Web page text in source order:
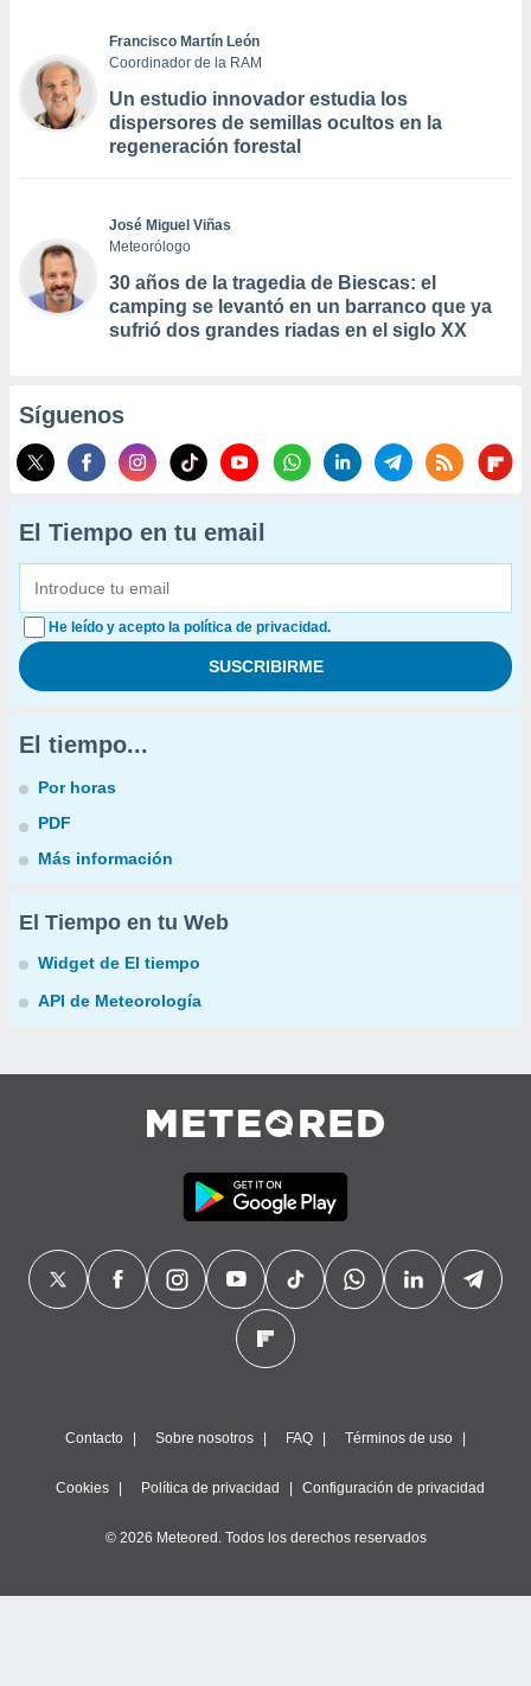
Francisco Martín León
Coordinador de la RAM
Un estudio innovador estudia los
dispersores de semillas ocultos en la
regeneración forestal
José Miguel Viñas
Meteorólogo
30 años de la tragedia de Biescas: el
camping se levantó en un barranco que ya
sufrió dos grandes riadas en el siglo XX
Síguenos
El Tiempo en tu email
He leído y acepto la política de privacidad.
El tiempo...
Por horas
PDF
Más información
El Tiempo en tu Web
Widget de El tiempo
API de Meteorología
Contacto Sobre nosotros FAQ Términos de uso
Cookies Política de privacidad Configuración de privacidad
© 2026 Meteored. Todos los derechos reservados